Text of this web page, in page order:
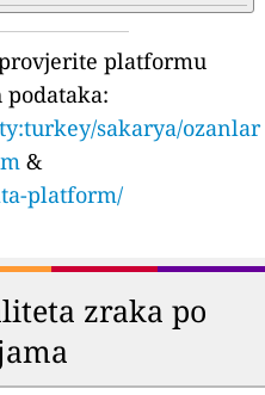
platformu
sakarya/ozanlar
&
platform/
zraka po